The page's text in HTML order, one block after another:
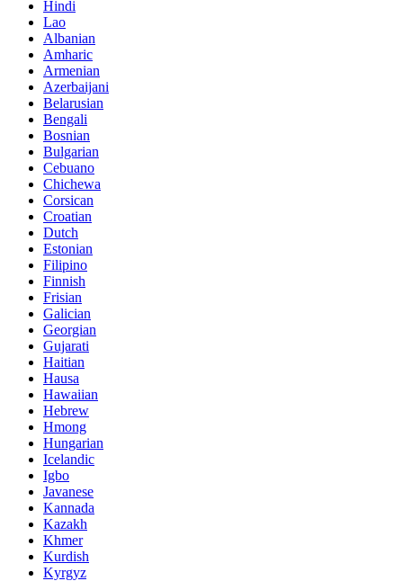
Hindi
Lao
Albanian
Amharic
Armenian
Azerbaijani
Belarusian
Bengali
Bosnian
Bulgarian
Cebuano
Chichewa
Corsican
Croatian
Dutch
Estonian
Filipino
Finnish
Frisian
Galician
Georgian
Gujarati
Haitian
Hausa
Hawaiian
Hebrew
Hmong
Hungarian
Icelandic
Igbo
Javanese
Kannada
Kazakh
Khmer
Kurdish
Kyrgyz